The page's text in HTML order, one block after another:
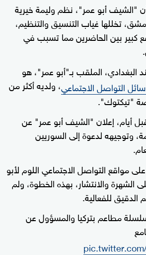
"الشيف أبو عمر"، نظم وليمة خيرية
تخللها غياب التنسيق والتنظيم،
كبير بين الحاضرين مما تسبب في
الملقب بـ"أبو عمر"، هو
التواصل الاجتماعي، ولديه أكثر من
"تيكتوك".
أيام، إعلان "الشيف أبو عمر" عن
وتوجيهه لدعوة إلى السوريين
مواقع التواصل الاجتماعي اللوم لأبو
الشهرة والانتشار، بهذه الخطوة، ولم
للفعالية.
مطاعم بتركيا والمسؤول عن